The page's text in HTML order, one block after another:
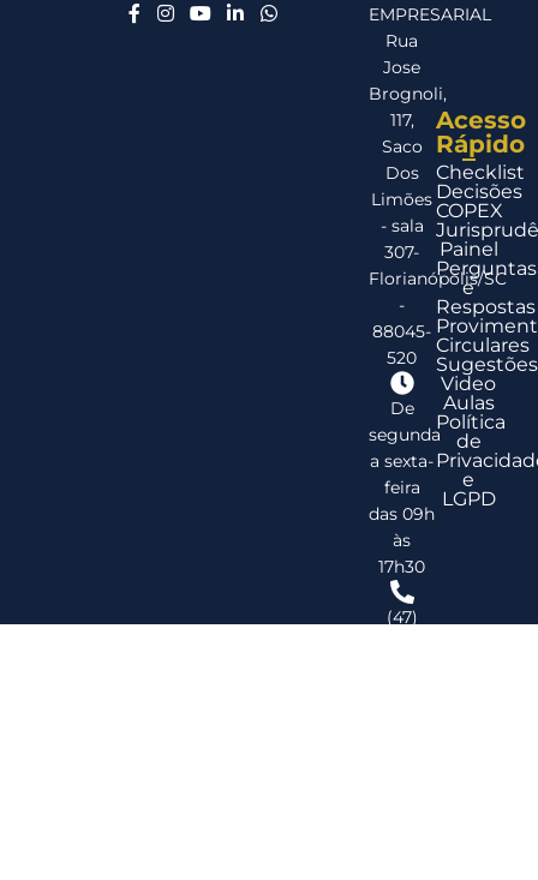
EMPRESARIAL
Rua
Jose
Brognoli,
117,
Saco
Dos
Limões
- sala
307-
Florianópolis/SC
-
88045-
520
De
segunda
a sexta-
feira
das 09h
às
17h30
(47)
Acesso
Rápido
Checklist
Decisões
COPEX
Painel
Perguntas
e
Respostas
Circulares
Sugestões
Video
Aulas
Política
de
e
LGPD